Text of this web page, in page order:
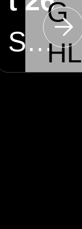
G
HL
Spreeauenpark Cottbus